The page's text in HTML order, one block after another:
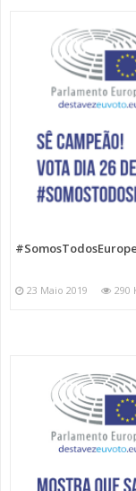
23 Maio 2019 290